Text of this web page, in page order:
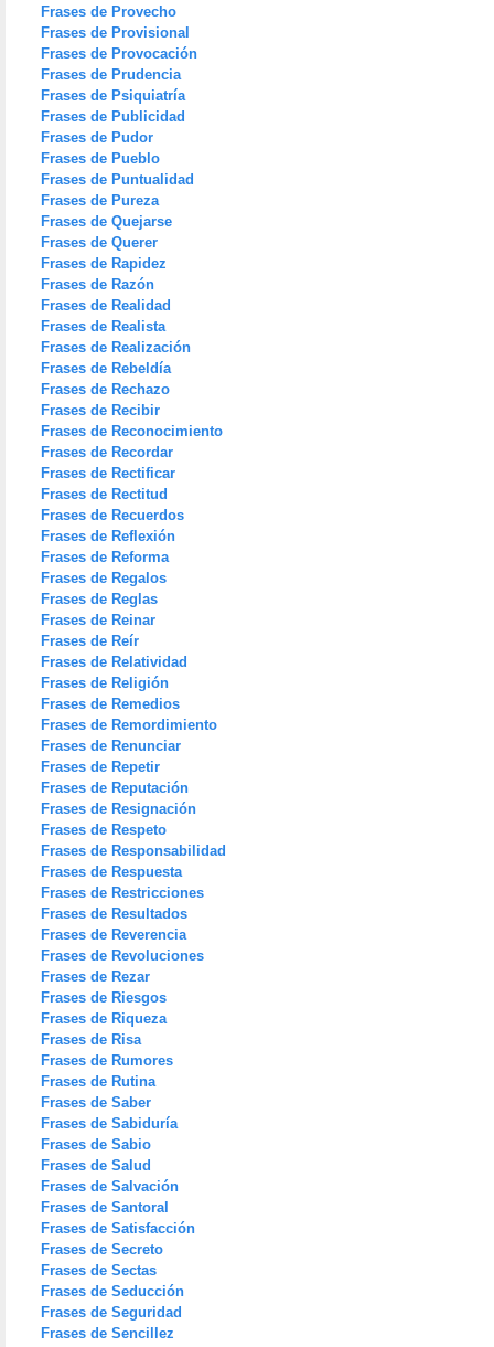
Frases de Provecho
Frases de Provisional
Frases de Provocación
Frases de Prudencia
Frases de Psiquiatría
Frases de Publicidad
Frases de Pudor
Frases de Pueblo
Frases de Puntualidad
Frases de Pureza
Frases de Quejarse
Frases de Querer
Frases de Rapidez
Frases de Razón
Frases de Realidad
Frases de Realista
Frases de Realización
Frases de Rebeldía
Frases de Rechazo
Frases de Recibir
Frases de Reconocimiento
Frases de Recordar
Frases de Rectificar
Frases de Rectitud
Frases de Recuerdos
Frases de Reflexión
Frases de Reforma
Frases de Regalos
Frases de Reglas
Frases de Reinar
Frases de Reír
Frases de Relatividad
Frases de Religión
Frases de Remedios
Frases de Remordimiento
Frases de Renunciar
Frases de Repetir
Frases de Reputación
Frases de Resignación
Frases de Respeto
Frases de Responsabilidad
Frases de Respuesta
Frases de Restricciones
Frases de Resultados
Frases de Reverencia
Frases de Revoluciones
Frases de Rezar
Frases de Riesgos
Frases de Riqueza
Frases de Risa
Frases de Rumores
Frases de Rutina
Frases de Saber
Frases de Sabiduría
Frases de Sabio
Frases de Salud
Frases de Salvación
Frases de Santoral
Frases de Satisfacción
Frases de Secreto
Frases de Sectas
Frases de Seducción
Frases de Seguridad
Frases de Sencillez